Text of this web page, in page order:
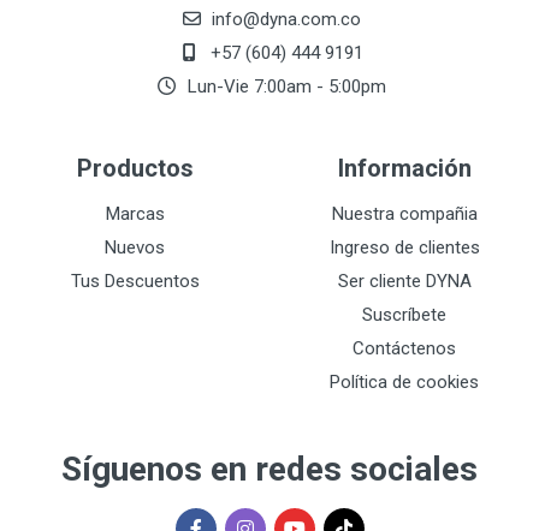
info@dyna.com.co
+57 (604) 444 9191
Lun-Vie 7:00am - 5:00pm
Productos
Marcas
Nuevos
Tus Descuentos
Información
Nuestra compañia
Ingreso de clientes
Ser cliente DYNA
Suscríbete
Contáctenos
Política de cookies
Síguenos en redes sociales